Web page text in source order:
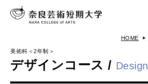
HOME
美術科＜2年制＞
デザインコース / Design